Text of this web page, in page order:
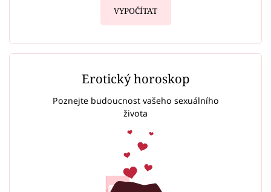
VYPOČÍTAT
Erotický horoskop
Poznejte budoucnost vašeho sexuálního
života